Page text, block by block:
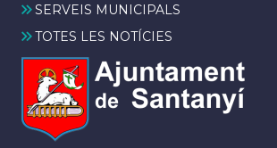
SERVEIS MUNICIPALS
TOTES LES NOTÍCIES